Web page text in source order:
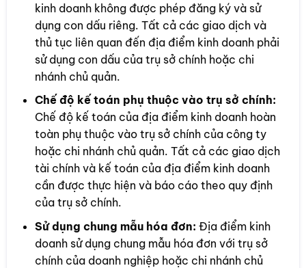
kinh doanh không được phép đăng ký và sử
dụng con dấu riêng. Tất cả các giao dịch và
thủ tục liên quan đến địa điểm kinh doanh phải
sử dụng con dấu của trụ sở chính hoặc chi
nhánh chủ quản.
Chế độ kế toán phụ thuộc vào trụ sở chính:
Chế độ kế toán của địa điểm kinh doanh hoàn
toàn phụ thuộc vào trụ sở chính của công ty
hoặc chi nhánh chủ quản. Tất cả các giao dịch
tài chính và kế toán của địa điểm kinh doanh
cần được thực hiện và báo cáo theo quy định
của trụ sở chính.
Sử dụng chung mẫu hóa đơn: Địa điểm kinh
doanh sử dụng chung mẫu hóa đơn với trụ sở
chính của doanh nghiệp hoặc chi nhánh chủ